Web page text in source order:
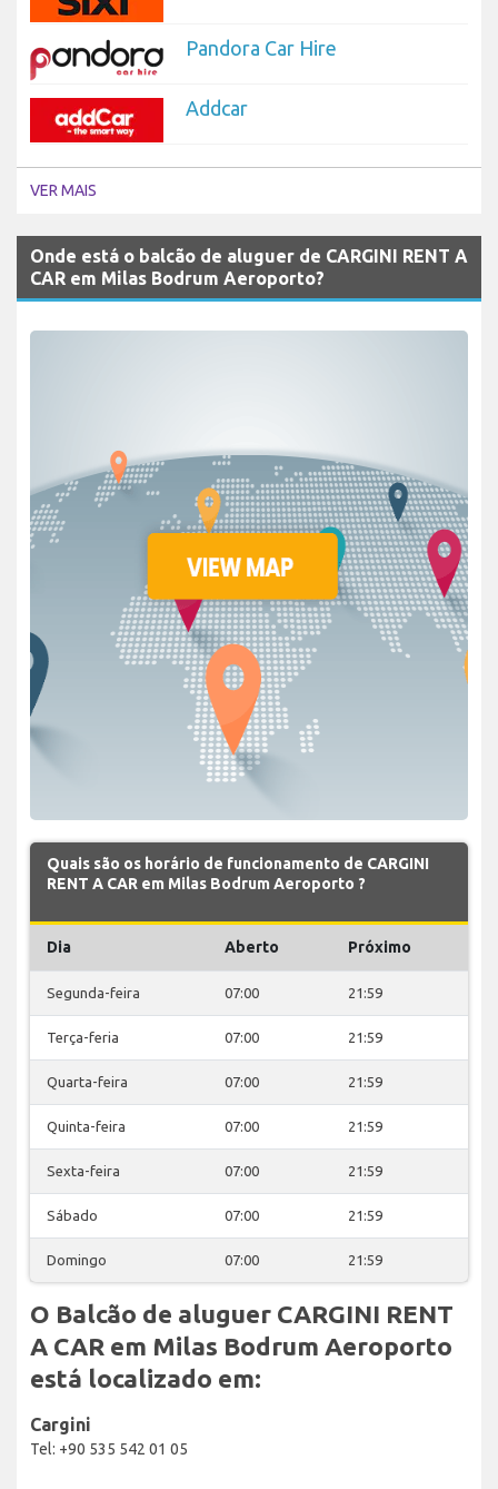
Pandora Car Hire
Addcar
VER MAIS
Onde está o balcão de aluguer de CARGINI RENT A
CAR em Milas Bodrum Aeroporto?
Quais são os horário de funcionamento de CARGINI
RENT A CAR em Milas Bodrum Aeroporto ?
Dia Aberto Próximo
Segunda-feira 07:00 21:59
Terça-feria 07:00 21:59
Quarta-feira 07:00 21:59
Quinta-feira 07:00 21:59
Sexta-feira 07:00 21:59
Sábado 07:00 21:59
Domingo 07:00 21:59
O Balcão de aluguer CARGINI RENT
A CAR em Milas Bodrum Aeroporto
está localizado em:
Cargini
Tel: +90 535 542 01 05